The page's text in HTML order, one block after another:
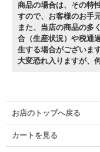
商品の場合は、その特
すので、お客様のお手
また、当店の商品の多
合（生産状況）や税通
生する場合がございます
大変恐れ入りますが、
お店のトップへ戻る
カートを見る